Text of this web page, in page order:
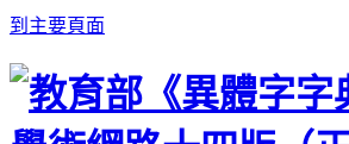
到主要頁面